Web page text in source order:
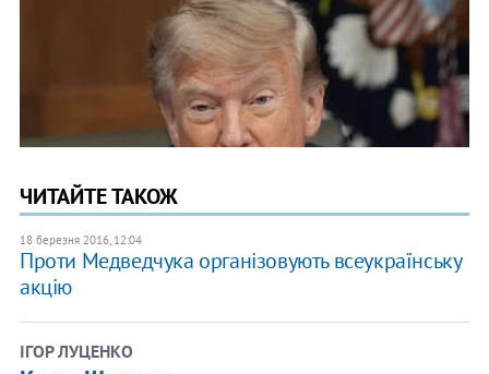
ЧИТАЙТЕ ТАКОЖ
18 березня 2016, 12:04
Проти Медведчука організовують всеукраїнську
акцію
ІГОР ЛУЦЕНКО